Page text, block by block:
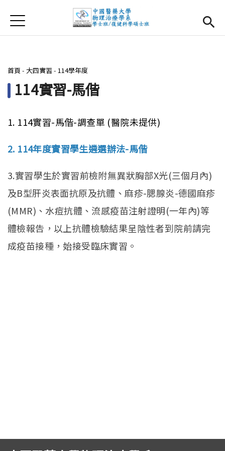
首頁
首頁
系所簡介
大四實習
相關辦法
活動集錦
招生訊息 (link is external)
高中生專區
Jump to Navigation
Jump to Main content
您在這裡
首頁 - 大四實習 - 114學年度
114實習-馬偕
1. 114實習-馬偕-調查單 (醫院未提供)
2. 114年度實習學生遴選辦法-馬偕
3.實習學生於實習前檢附無異狀胸部X光(三個月內)
及B型肝炎表面抗原及抗體、麻疹-腮腺炎-德國麻疹
(MMR)、水痘抗體、流感疫苗注射證明(一年內)等
體檢報告，以上抗體檢驗結果呈陰性者到院前請完
成疫苗接種，始接受臨床實習。